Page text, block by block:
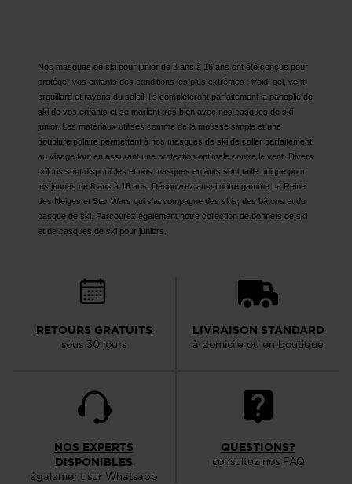
version
for
United
States.
Nos masques de ski pour junior de 8 ans à 16 ans ont été conçus pour
protéger vos enfants des conditions les plus extrêmes : froid, gel, vent,
brouillard et rayons du soleil. Ils compléteront parfaitement la panoplie de
ski de vos enfants et se marient très bien avec nos casques de ski
junior. Les matériaux utilisés comme de la mousse simple et une
doublure polaire permettent à nos masques de ski de coller parfaitement
au visage tout en assurant une protection optimale contre le vent. Divers
coloris sont disponibles et nos masques enfants sont taille unique pour
les jeunes de 8 ans à 16 ans. Découvrez aussi notre gamme La Reine
des Neiges et Star Wars qui s'accompagne des skis, des bâtons et du
casque de ski. Parcourez également notre collection de bonnets de ski
et de casques de ski pour juniors.
RETOURS GRATUITS
sous 30 jours
LIVRAISON STANDARD
à domicile ou en boutique
NOS EXPERTS
DISPONIBLES
également sur Whatsapp
QUESTIONS?
consultez nos FAQ